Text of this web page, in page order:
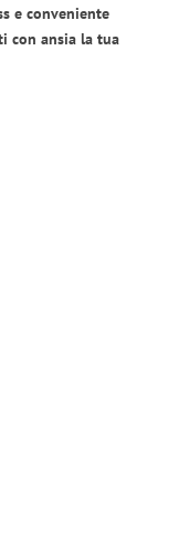
e conveniente
con ansia la tua